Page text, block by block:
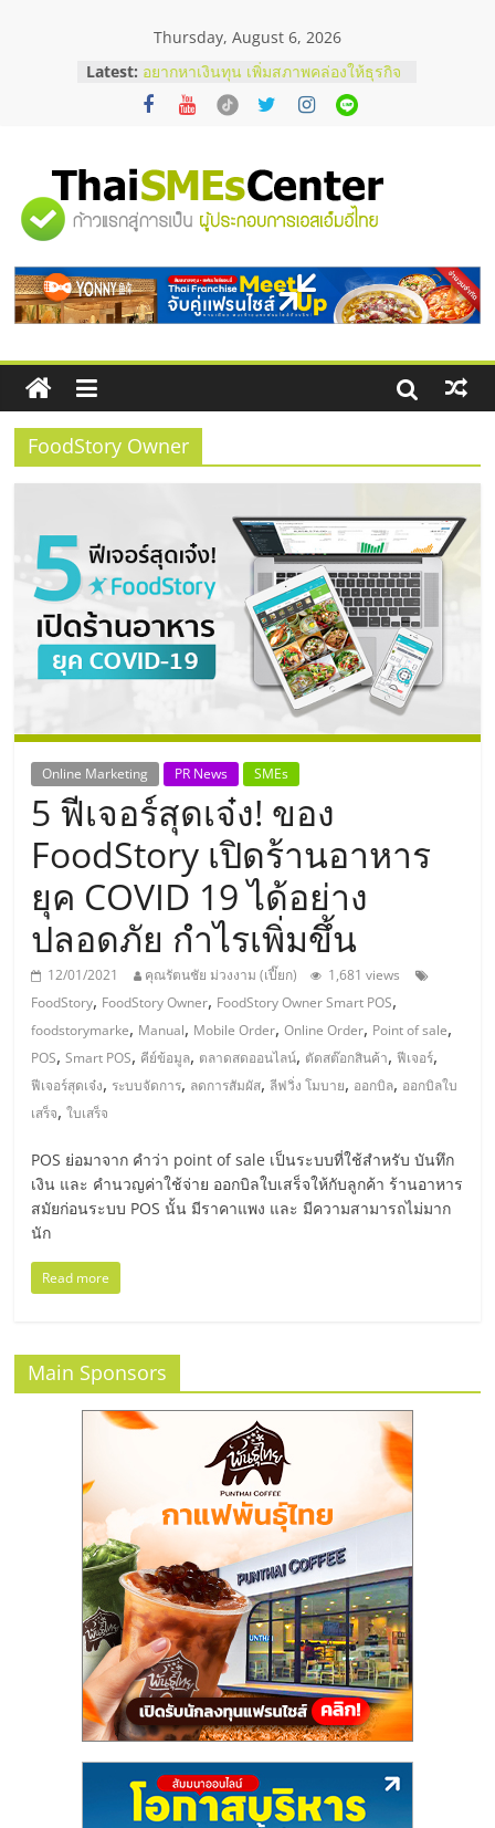
Thursday, August 6, 2026
Latest:
บริษัท Cybersecurity ในไทยที่ไหนดี?
วิธีเลือกผู้ให้บริการให้คุ้มค่าและตอบ
โจทย์ธุรกิจ
อยากหาเงินทุน เพิ่มสภาพคล่องให้ธุรกิจ
บริการน้ำมัน Shell
สัมมนาลงทุน แฟรนไชส์ยอนนี่
ThaiFranchise Meet Up จับคู่แฟรน
ร้านเครื่องเสียงคุณภาพสูง พร้อม
โซลูชันระบบภาพและเสียง
"ศูนย์
รวม
ข้อมูล
ธุรกิจ
SME
แห่ง
ประเทศไทย,
ThaiSMEsCenter,
ธุรกิจ
เอ
ส
เอ็
มอี
ไทย,
SMEs,
แฟ
รน
ไชส์,
ที่
ปรึกษา
แฟ
ไชส์,
รวม
แฟ
FoodStory Owner
Online Marketing PR News SMEs
5 ฟีเจอร์สุดเจ๋ง! ของ
FoodStory เปิดร้านอาหาร
ยุค COVID 19 ได้อย่าง
ปลอดภัย กำไรเพิ่มขึ้น
12/01/2021 คุณรัตนชัย ม่วงงาม (เปี๊ยก)
1,681 views
FoodStory, FoodStory Owner, FoodStory Owner Smart POS,
foodstorymarke, Manual, Mobile Order,Online Order, Point of sale,
POS,Smart POS, คีย์ข้อมูล, ตลาดสดออนไลน์, ตัดสต๊อกสินค้า,ฟีเจอร์,
ฟีเจอร์สุดเจ๋ง, ระบบจัดการ, ลดการสัมผัส,ลีฟวิ่ง โมบาย, ออกบิล, ออกบิลใบ
เสร็จ,ใบเสร็จ
POS ย่อมาจาก คำว่า point of sale เป็นระบบที่ใช้สำหรับ บันทึก
เงิน และ คำนวญค่าใช้จ่าย ออกบิลใบเสร็จให้กับลูกค้า ร้านอาหาร
สมัยก่อนระบบ POS นั้น มีราคาแพง และ มีความสามารถไม่มาก
นัก
Read more
Main Sponsors